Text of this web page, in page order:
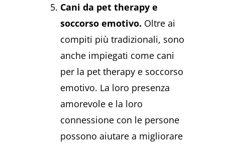
Cani da pet therapy e
soccorso emotivo. Oltre ai
compiti più tradizionali, sono
anche impiegati come cani
per la pet therapy e soccorso
emotivo. La loro presenza
amorevole e la loro
connessione con le persone
possono aiutare a migliorare